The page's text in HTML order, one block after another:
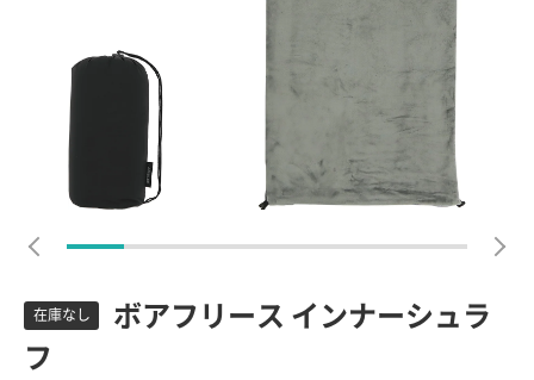
ボアフリース インナーシュラ
フ